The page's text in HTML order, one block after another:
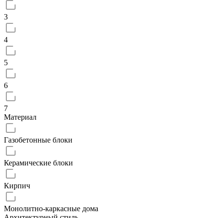
3
4
5
6
7
Материал
Газобетонные блоки
Керамические блоки
Кирпич
Монолитно-каркасные дома